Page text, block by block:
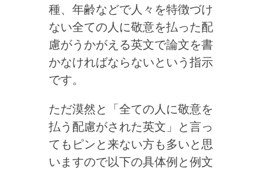
種、年齢などで人々を特徴づけ
ない全ての人に敬意を払った配
慮がうかがえる英文で論文を書
かなければならないという指示
です。
ただ漠然と「全ての人に敬意を
払う配慮がされた英文」と言っ
てもピンと来ない方も多いと思
いますので以下の具体例と例文